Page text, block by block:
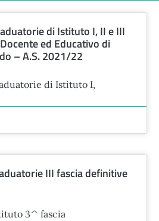
di Istituto I, II e III
ed Educativo di
– A.S. 2021/22
di Istituto I,
III fascia definitive
3^ fascia